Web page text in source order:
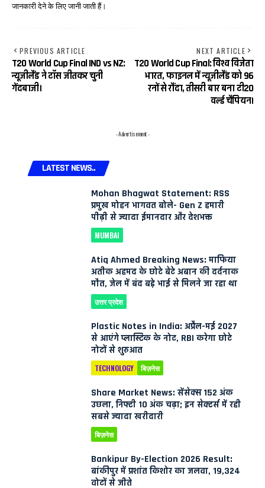
जानकारी देने के लिए जानी जाती हैं।
PREVIOUS ARTICLE
T20 World Cup Final IND vs NZ:
न्यूजीलैंड ने टॉस जीतकर चुनी
गेंदबाजी।
NEXT ARTICLE
T20 World Cup Final: विश्व विजेता
भारत, फाइनल में न्यूजीलैंड को 96
रनों से रौंदा, तीसरी बार बना टी20
वर्ल्ड चैंपियन।
- Advertisement -
LATEST NEWS..
Mohan Bhagwat Statement: RSS
प्रमुख मोहन भागवत बोले- Gen Z हमारी
पीढ़ी से ज्यादा ईमानदार और देशभक्त
MUMBAI
Atiq Ahmed Breaking News: माफिया
अतीक अहमद के छोटे बेटे अबान की दर्दनाक
मौत, जेल में बंद बड़े भाई से मिलने जा रहा था
उत्तर प्रदेश
Plastic Notes in India: अप्रैल-मई 2027
से आएंगे प्लास्टिक के नोट, RBI करेगा छोटे
नोटों से शुरुआत
TECHNOLOGY बिज़नेस
Share Market News: सेंसेक्स 152 अंक
उछला, निफ्टी 10 अंक चढ़ा; इन सेक्टर्स में रही
सबसे ज्यादा खरीदारी
बिज़नेस
Bankipur By-Election 2026 Result:
बांकीपुर में प्रशांत किशोर का जलवा, 19,324
वोटों से जीते